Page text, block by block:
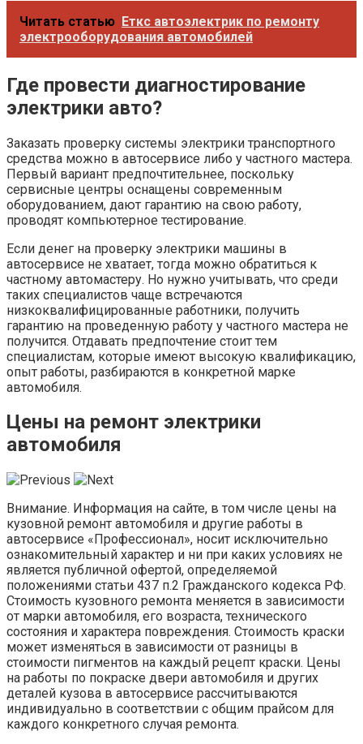
Читать статью Еткс автоэлектрик по ремонту
электрооборудования автомобилей
Где провести диагностирование
электрики авто?
Заказать проверку системы электрики транспортного
средства можно в автосервисе либо у частного мастера.
Первый вариант предпочтительнее, поскольку
сервисные центры оснащены современным
оборудованием, дают гарантию на свою работу,
проводят компьютерное тестирование.
Если денег на проверку электрики машины в
автосервисе не хватает, тогда можно обратиться к
частному автомастеру. Но нужно учитывать, что среди
таких специалистов чаще встречаются
низкоквалифицированные работники, получить
гарантию на проведенную работу у частного мастера не
получится. Отдавать предпочтение стоит тем
специалистам, которые имеют высокую квалификацию,
опыт работы, разбираются в конкретной марке
автомобиля.
Цены на ремонт электрики
автомобиля
Внимание. Информация на сайте, в том числе цены на
кузовной ремонт автомобиля и другие работы в
автосервисе «Профессионал», носит исключительно
ознакомительный характер и ни при каких условиях не
является публичной офертой, определяемой
положениями статьи 437 п.2 Гражданского кодекса РФ.
Стоимость кузовного ремонта меняется в зависимости
от марки автомобиля, его возраста, технического
состояния и характера повреждения. Стоимость краски
может изменяться в зависимости от разницы в
стоимости пигментов на каждый рецепт краски. Цены
на работы по покраске двери автомобиля и других
деталей кузова в автосервисе рассчитываются
индивидуально в соответствии с общим прайсом для
каждого конкретного случая ремонта.